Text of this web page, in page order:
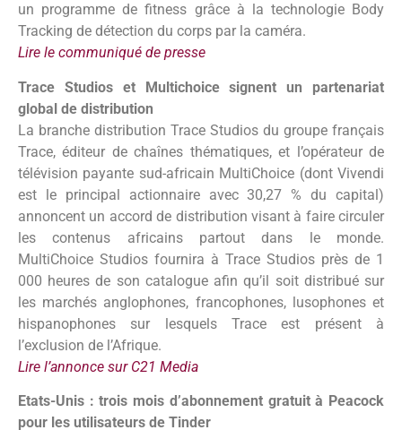
un programme de fitness grâce à la technologie Body
Tracking de détection du corps par la caméra.
Lire le communiqué de presse
Trace Studios et Multichoice signent un partenariat
global de distribution
La branche distribution Trace Studios du groupe français
Trace, éditeur de chaînes thématiques, et l’opérateur de
télévision payante sud-africain MultiChoice (dont Vivendi
est le principal actionnaire avec 30,27 % du capital)
annoncent un accord de distribution visant à faire circuler
les contenus africains partout dans le monde.
MultiChoice Studios fournira à Trace Studios près de 1
000 heures de son catalogue afin qu’il soit distribué sur
les marchés anglophones, francophones, lusophones et
hispanophones sur lesquels Trace est présent à
l’exclusion de l’Afrique.
Lire l’annonce sur C21 Media
Etats-Unis : trois mois d’abonnement gratuit à Peacock
pour les utilisateurs de Tinder